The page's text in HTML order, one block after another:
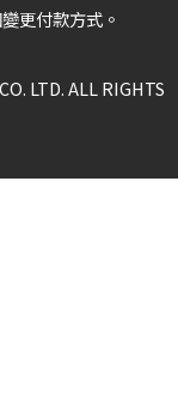
更付款方式。
LTD. ALL RIGHTS